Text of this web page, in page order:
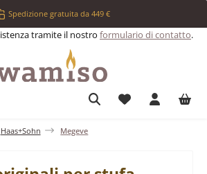
Spedizione gratuita da 449 €
tramite il nostro formulario di contatto.
Hai 0 articoli
Haas+Sohn Megeve